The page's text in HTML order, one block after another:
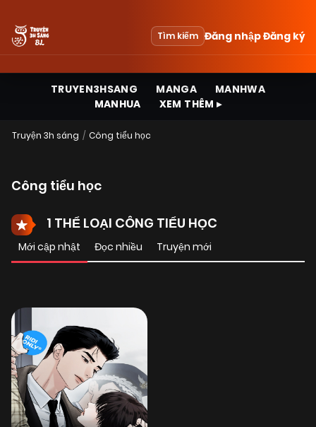
Tìm kiếm Đăng nhậpĐăng ký
TRUYEN3HSANG MANGA
MANHWA
MANHUA
XEM THÊM ▸
Truyện 3h sáng Công tiểu học
Công tiểu học
1 THỂ LOẠI CÔNG TIỂU HỌC
Mới cập nhật Đọc nhiều Truyện mới